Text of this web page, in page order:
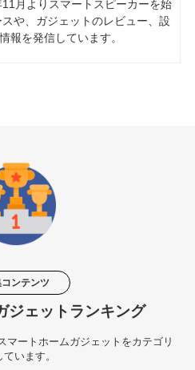
月よりスマートスピーカーを始
や、ガジェットのレビュー、設
報を発信しています。
ンテンツ
ジェットランキング
マートホームガジェットをカテゴリ
います。